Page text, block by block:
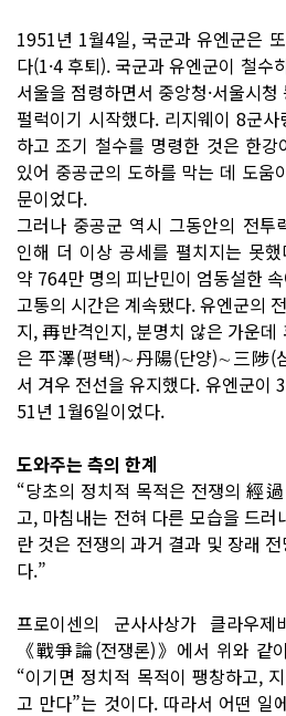
1951년 1월4일, 국군과 유엔군은
다(1·4 후퇴). 국군과 유엔군이 철수
서울을 점령하면서 중앙청·서울시
펄럭이기 시작했다. 리지웨이 8군
하고 조기 철수를 명령한 것은 한
있어 중공군의 도하를 막는 데 도움
문이었다.
그러나 중공군 역시 그동안의 전투
인해 더 이상 공세를 펼치지는 못
약 764만 명의 피난민이 엄동설한
고통의 시간은 계속됐다. 유엔군의
지, 再반격인지, 분명치 않은 가운데
은 平澤(평택)∼丹陽(단양)∼三陟(
서 겨우 전선을 유지했다. 유엔군이
51년 1월6일이었다.
도와주는 측의 한계
“당초의 정치적 목적은 전쟁의 經
고, 마침내는 전혀 다른 모습을 드러
란 것은 전쟁의 과거 결과 및 장래
다.”
프로이센의 군사사상가 클라우
《戰爭論(전쟁론)》에서 위와 같
“이기면 정치적 목적이 팽창하고,
고 만다”는 것이다. 따라서 어떤 일